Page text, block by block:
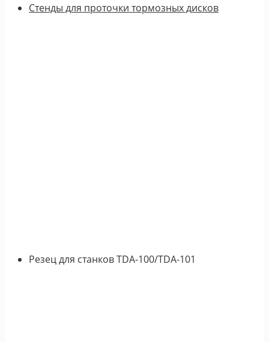
Стенды для проточки тормозных дисков
Резец для станков TDA-100/TDA-101